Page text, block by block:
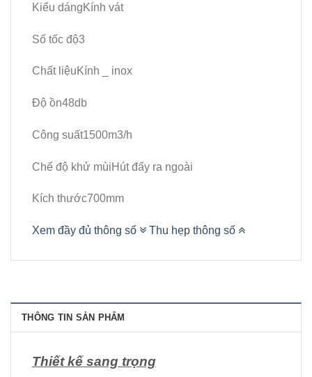
Kiểu dángKính vát
Số tốc độ3
Chất liệuKính _ inox
Độ ồn48db
Công suất1500m3/h
Chế độ khử mùiHút đẩy ra ngoài
Kích thước700mm
Xem đầy đủ thông số Thu hẹp thông số
THÔNG TIN SẢN PHẨM
Thiết kế sang trọng